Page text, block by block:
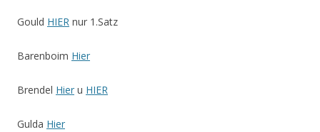
Gould HIER nur 1.Satz
Barenboim Hier
Brendel Hier u HIER
Gulda Hier